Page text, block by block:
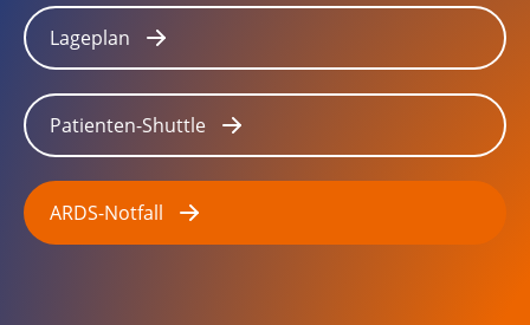
Lageplan
Patienten-Shuttle
ARDS-Notfall